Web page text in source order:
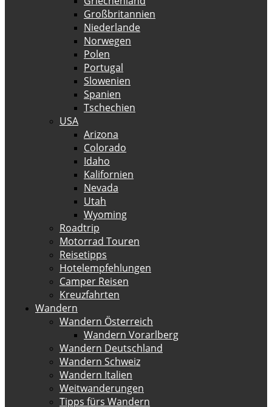
Großbritannien
Niederlande
Norwegen
Polen
Portugal
Slowenien
Spanien
Tschechien
USA
Arizona
Colorado
Idaho
Kalifornien
Nevada
Utah
Wyoming
Roadtrip
Motorrad Touren
Reisetipps
Hotelempfehlungen
Camper Reisen
Kreuzfahrten
Wandern
Wandern Österreich
Wandern Vorarlberg
Wandern Deutschland
Wandern Schweiz
Wandern Italien
Weitwanderungen
Tipps fürs Wandern